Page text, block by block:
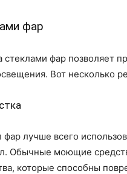
фар
стеклами фар позволяет
Вот несколько
фар лучше всего
Обычные моющие
которые способны